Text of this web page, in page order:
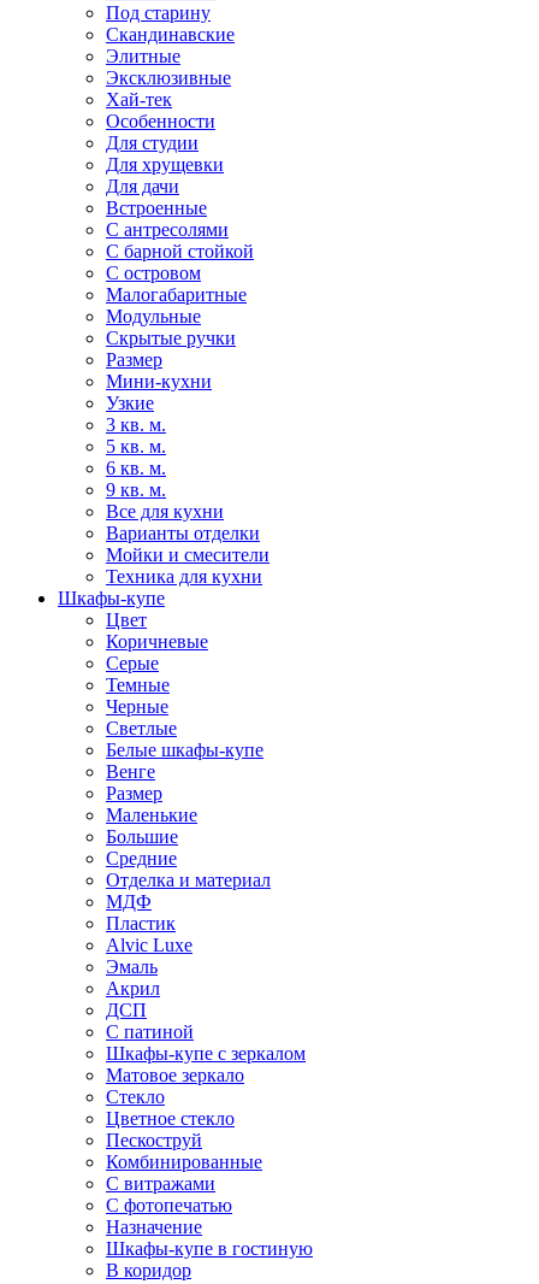
Под старину
Скандинавские
Элитные
Эксклюзивные
Хай-тек
Особенности
Для студии
Для хрущевки
Для дачи
Встроенные
С антресолями
С барной стойкой
С островом
Малогабаритные
Модульные
Скрытые ручки
Размер
Мини-кухни
Узкие
3 кв. м.
5 кв. м.
6 кв. м.
9 кв. м.
Все для кухни
Варианты отделки
Мойки и смесители
Техника для кухни
Шкафы-купе
Цвет
Коричневые
Серые
Темные
Черные
Светлые
Белые шкафы-купе
Венге
Размер
Маленькие
Большие
Средние
Отделка и материал
МДФ
Пластик
Alvic Luxe
Эмаль
Акрил
ДСП
С патиной
Шкафы-купе с зеркалом
Матовое зеркало
Стекло
Цветное стекло
Пескоструй
Комбинированные
С витражами
С фотопечатью
Назначение
Шкафы-купе в гостиную
В коридор